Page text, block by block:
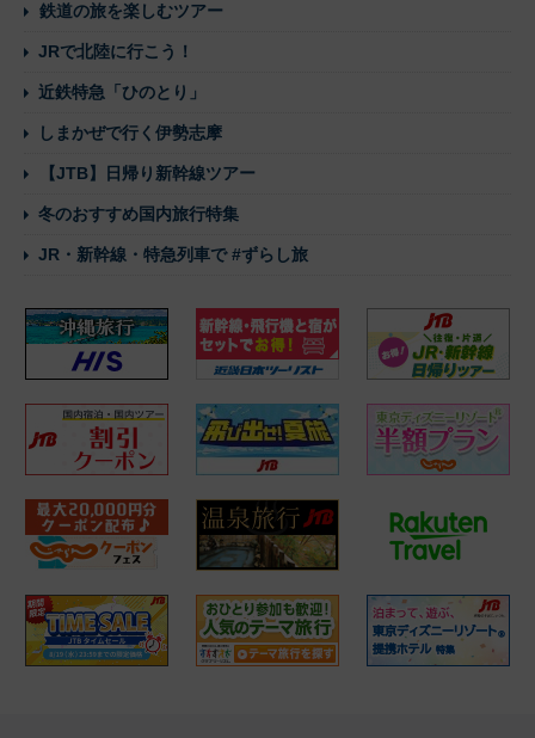
鉄道の旅を楽しむツアー
JRで北陸に行こう！
近鉄特急「ひのとり」
しまかぜで行く伊勢志摩
【JTB】日帰り新幹線ツアー
冬のおすすめ国内旅行特集
JR・新幹線・特急列車で #ずらし旅